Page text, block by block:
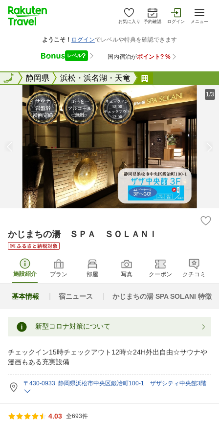
お気に入り 予約確認 ログイン メニュー
全国静岡県 浜松・浜名湖・天竜
全国
1/3
かじまちの湯 ＳＰＡ ＳＯＬＡＮＩ
施設紹介 プラン 部屋 写真 クーポン クチコミ
基本情報 宿ニュース かじまちの湯 SPA SOLANI 特徴
新型コロナ対策について
チェックイン15時チェックアウト12時☆24H外出自由☆サウナや
漫画もある充実設備
〒430-0933 静岡県浜松市中央区鍛冶町100-1 ザザシティ中央館3階
4.03 全693件